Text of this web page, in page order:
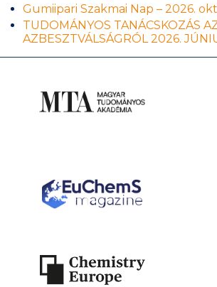
Gumiipari Szakmai Nap – 2026.
TUDOMÁNYOS TANÁCSKOZÁS
AZBESZTVÁLSÁGRÓL 2026.